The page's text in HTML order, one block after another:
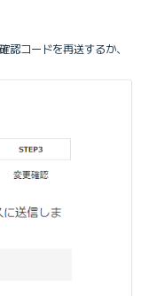
コードを再送するか、